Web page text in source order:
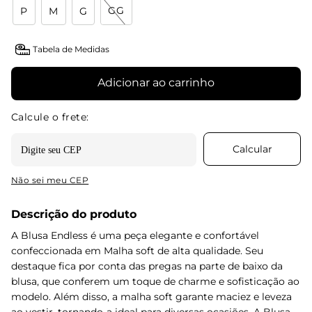
P M G GG
Tabela de Medidas
Adicionar ao carrinho
Não sei meu CEP
Descrição do produto
A Blusa Endless é uma peça elegante e confortável
confeccionada em Malha soft de alta qualidade. Seu
destaque fica por conta das pregas na parte de baixo da
blusa, que conferem um toque de charme e sofisticação ao
modelo. Além disso, a malha soft garante maciez e leveza